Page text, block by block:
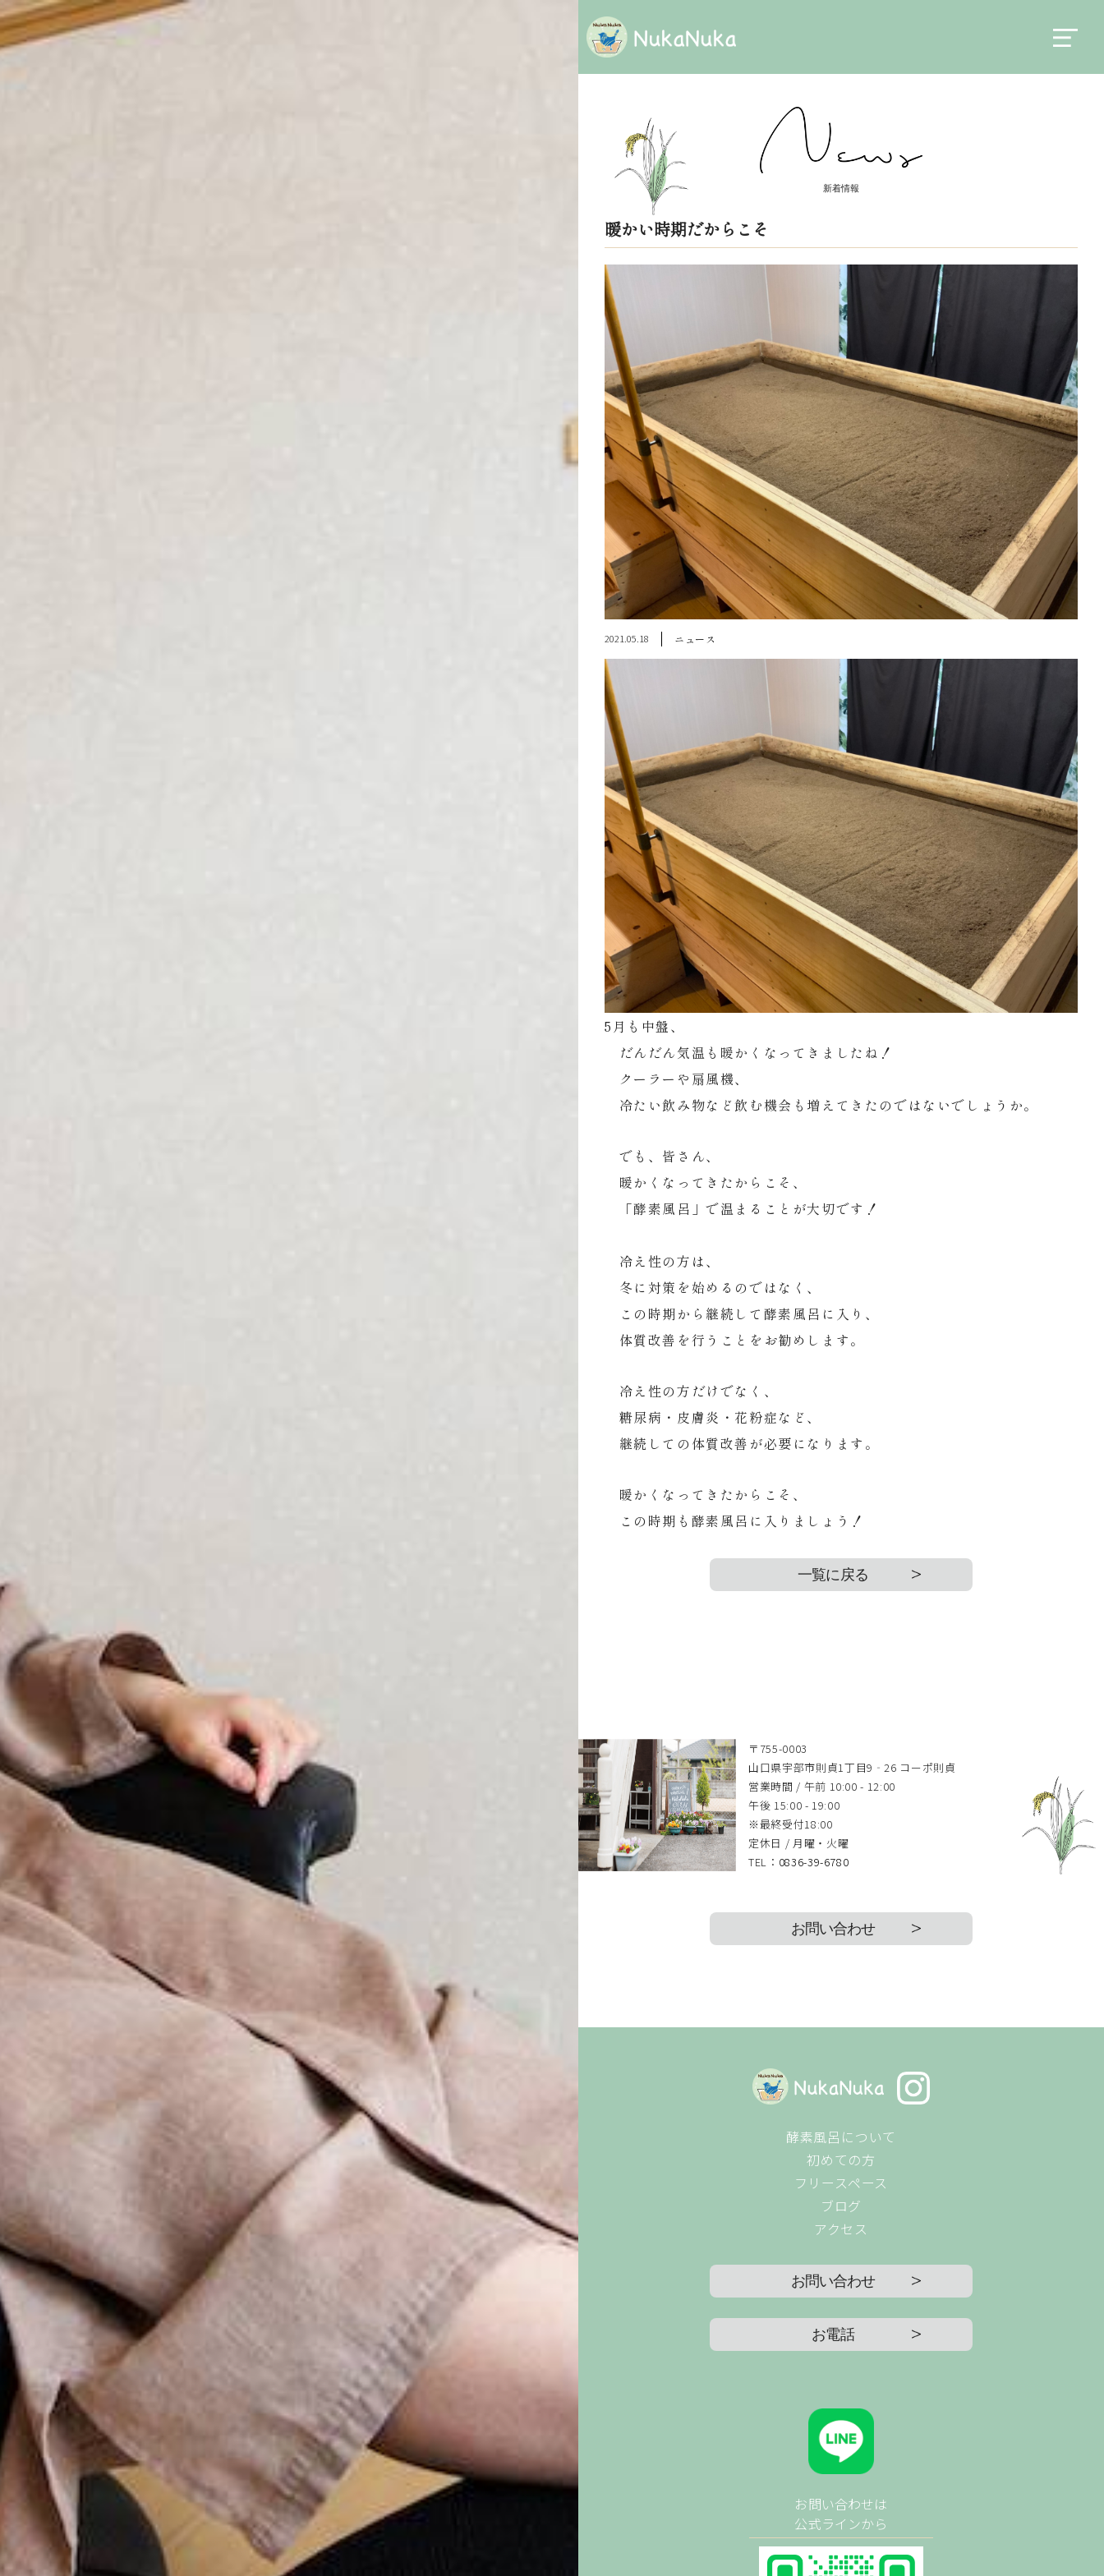
新着情報
暖かい時期だからこそ
2021.05.18 ニュース
5月も中盤、
だんだん気温も暖かくなってきましたね！
クーラーや扇風機、
冷たい飲み物など飲む機会も増えてきたのではないでしょうか。
でも、皆さん、
暖かくなってきたからこそ、
「酵素風呂」で温まることが大切です！
冷え性の方は、
冬に対策を始めるのではなく、
この時期から継続して酵素風呂に入り、
体質改善を行うことをお勧めします。
冷え性の方だけでなく、
糖尿病・皮膚炎・花粉症など、
継続しての体質改善が必要になります。
暖かくなってきたからこそ、
この時期も酵素風呂に入りましょう！
一覧に戻る
〒755-0003
山口県宇部市則貞1丁目9‐26 コーポ則貞
営業時間 / 午前 10:00 - 12:00
午後 15:00 - 19:00
※最終受付18:00
定休日 / 月曜・火曜
TEL： 0836-39-6780
お問い合わせ
酵素風呂について
初めての方
フリースペース
ブログ
アクセス
お問い合わせ
お電話
お問い合わせは
公式ラインから